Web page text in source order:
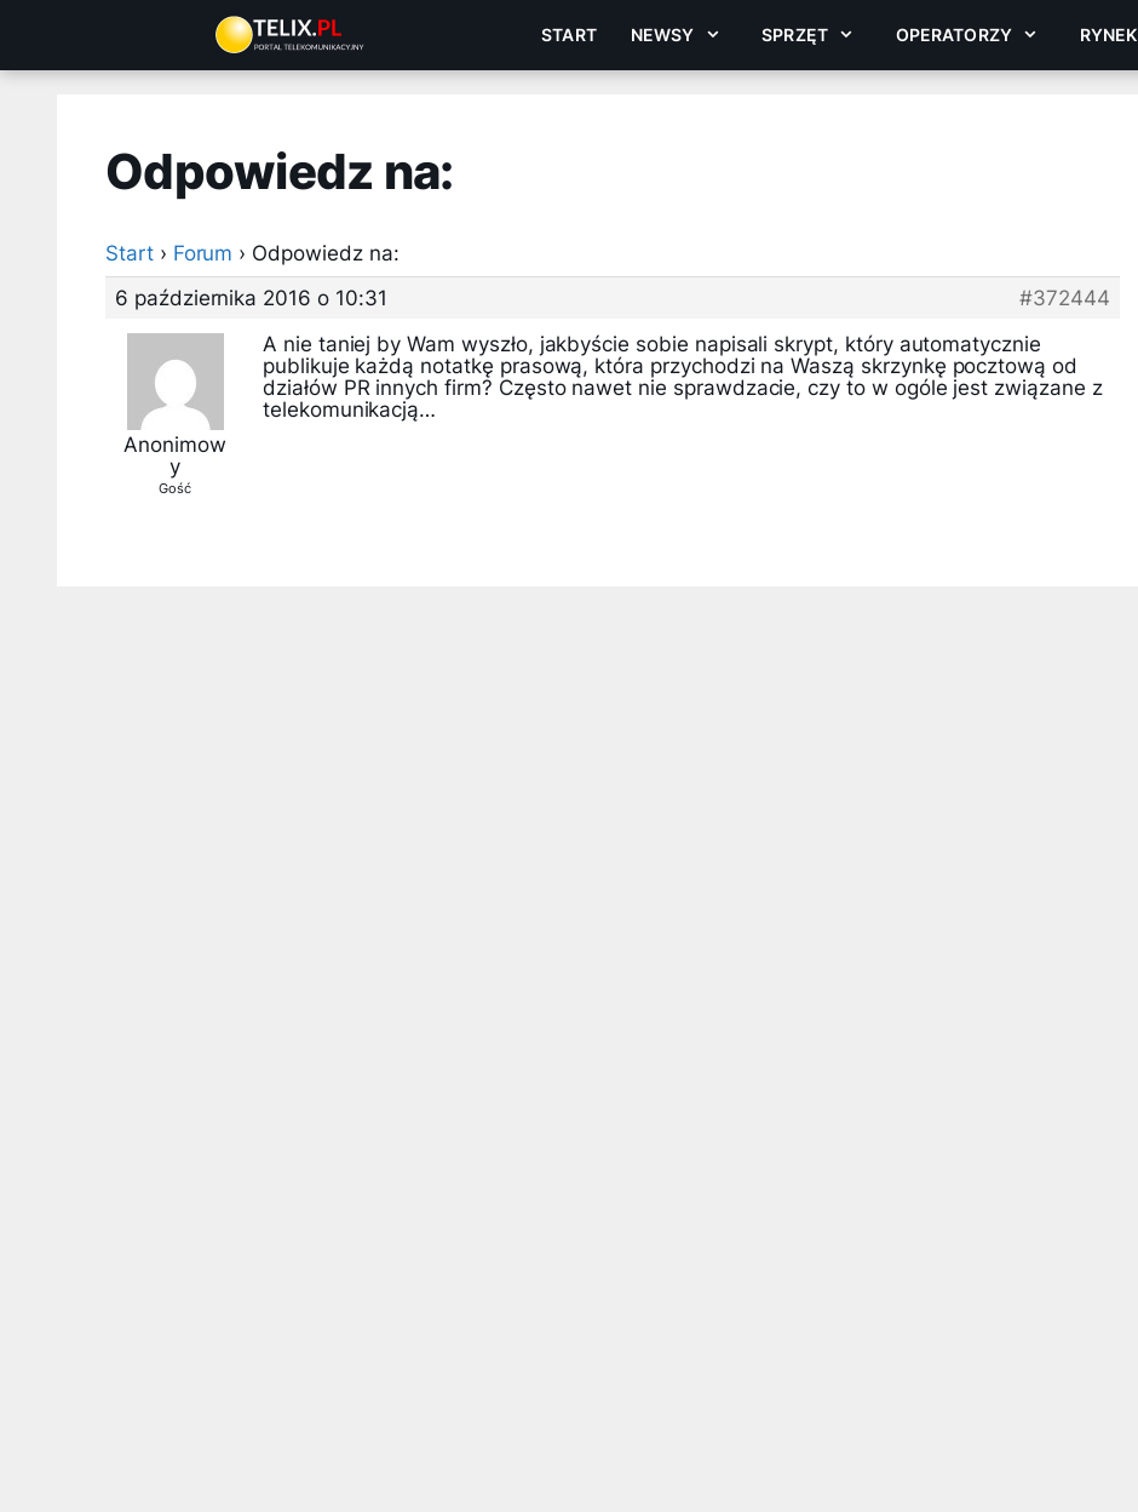
treści
START NEWSY SPRZĘT OPERATORZY RYNEK
Odpowiedz na:
Start › Forum › Odpowiedz na:
6 października 2016 o 10:31
#372444
Anonimow
y
Gość
A nie taniej by Wam wyszło, jakbyście sobie napisali skrypt, który automatycznie
publikuje każdą notatkę prasową, która przychodzi na Waszą skrzynkę pocztową od
działów PR innych firm? Często nawet nie sprawdzacie, czy to w ogóle jest związane z
telekomunikacją…